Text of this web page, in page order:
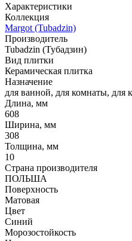
Характеристики
Коллекция
Margot (Tubadzin)
Производитель
Tubadzin (Тубадзин)
Вид плитки
Керамическая плитка
Назначение
для ванной, для комнаты, для
Длина, мм
608
Ширина, мм
308
Толщина, мм
10
Страна производителя
ПОЛЬША
Поверхность
Матовая
Цвет
Синий
Морозостойкость